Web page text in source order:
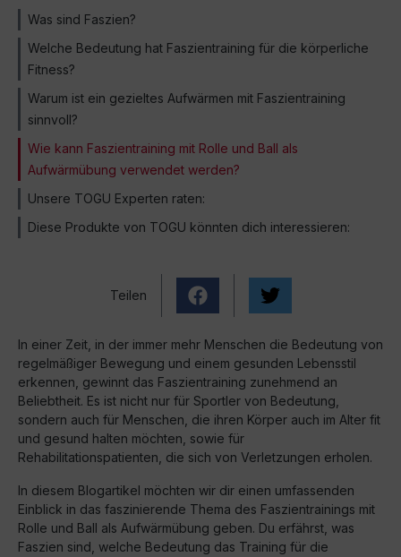
Was sind Faszien?
Welche Bedeutung hat Faszientraining für die körperliche
Fitness?
Warum ist ein gezieltes Aufwärmen mit Faszientraining
sinnvoll?
Wie kann Faszientraining mit Rolle und Ball als
Aufwärmübung verwendet werden?
Unsere TOGU Experten raten:
Diese Produkte von TOGU könnten dich interessieren:
Teilen
In einer Zeit, in der immer mehr Menschen die Bedeutung von
regelmäßiger Bewegung und einem gesunden Lebensstil
erkennen, gewinnt das Faszientraining zunehmend an
Beliebtheit. Es ist nicht nur für Sportler von Bedeutung,
sondern auch für Menschen, die ihren Körper auch im Alter fit
und gesund halten möchten, sowie für
Rehabilitationspatienten, die sich von Verletzungen erholen.
In diesem Blogartikel möchten wir dir einen umfassenden
Einblick in das faszinierende Thema des Faszientrainings mit
Rolle und Ball als Aufwärmübung geben. Du erfährst, was
Faszien sind, welche Bedeutung das Training für die